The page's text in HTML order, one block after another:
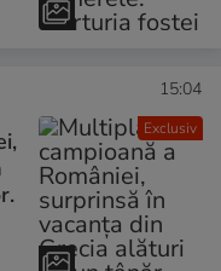
Exclusiv
15:04